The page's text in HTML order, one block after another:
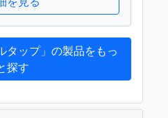
タップ」の製品をもっ
探す